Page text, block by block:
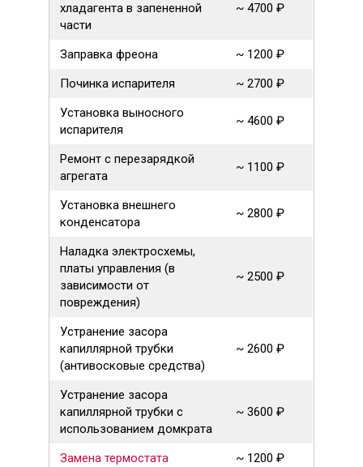
хладагента в запененной
части
~ 4700 ₽
Заправка фреона
~ 1200 ₽
Починка испарителя
~ 2700 ₽
Установка выносного
испарителя
~ 4600 ₽
Ремонт с перезарядкой
агрегата
~ 1100 ₽
Установка внешнего
конденсатора
~ 2800 ₽
Наладка электросхемы,
платы управления (в
зависимости от
повреждения)
~ 2500 ₽
Устранение засора
капиллярной трубки
(антивосковые средства)
~ 2600 ₽
Устранение засора
капиллярной трубки с
использованием домкрата
~ 3600 ₽
Замена термостата
~ 1200 ₽